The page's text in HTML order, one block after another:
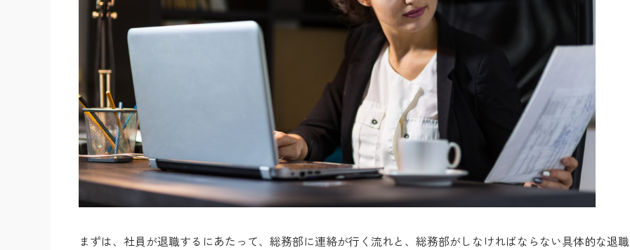
まずは、社員が退職するにあたって、総務部に連絡が行く流れと、総務部がしなければならない具体的な退職